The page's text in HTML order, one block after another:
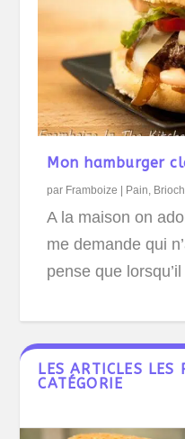
Mon hamburger
par Framboize | Pain,
A la maison on
me demande qui
pense que
LES ARTICLES LES
CATÉGORIE